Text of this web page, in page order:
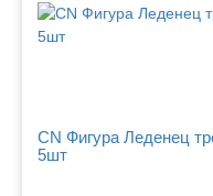
CN Фигура Леденец
5шт